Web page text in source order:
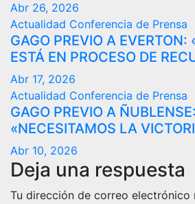
Abr 26, 2026
Actualidad Conferencia de Prensa
GAGO PREVIO A EVERTON:
ESTÁ EN PROCESO DE
Abr 17, 2026
Actualidad Conferencia de Prensa
GAGO PREVIO A ÑUBLENSE:
«NECESITAMOS LA
Abr 10, 2026
Deja una respuesta
Tu dirección de correo electrónico